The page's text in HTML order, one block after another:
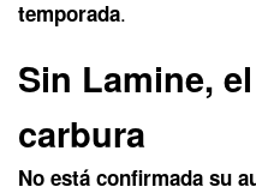
temporada.
Sin Lamine,
carbura
No está confirmada su